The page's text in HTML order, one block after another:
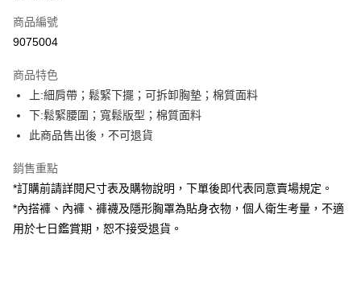
超商取貨付款
Apple Pay
街口支付
大哥付你分期
相關說明
1.本服務由台灣大哥大提供，台灣大哥大用戶可立即使用無須另外申請。
AFTEE先享後付
商品編號
9075004
商品特色
上:細肩帶；鬆緊下擺；可拆卸胸墊；棉質面料
下:鬆緊腰圍；寬鬆版型；棉質面料
此商品售出後，不可退貨
銷售重點
*訂購前請詳閱尺寸表及購物說明，下單後即代表同意賣場規定。
*內搭褲、內褲、褲襪及隱形胸罩為貼身衣物，個人衛生考量，不適
用於七日鑑賞期，恕不接受退貨。